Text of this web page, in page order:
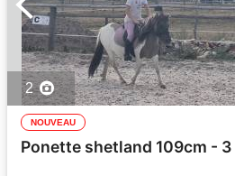
2
NOUVEAU
Ponette shetland 109cm -